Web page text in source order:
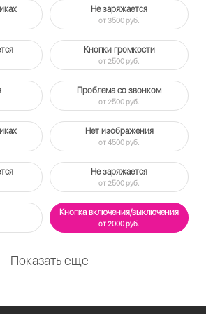
Не заряжается
от 3500 руб.
Кнопки громкости
от 2500 руб.
Проблема со звонком
от 2500 руб.
Нет изображения
от 4500 руб.
Не заряжается
от 2500 руб.
Кнопка включения/выключения
от 2000 руб.
Показать еще